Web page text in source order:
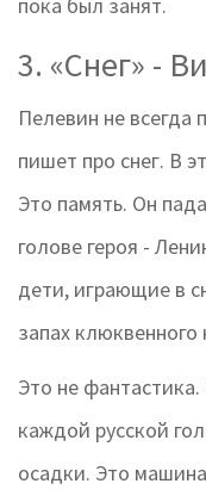
пока был занят.
3. «Снег» -
Пелевин не всегда
пишет про снег. В
Это память. Он
голове героя -
дети, играющие в
запах клюквенного
Это не
каждой русской
осадки. Это